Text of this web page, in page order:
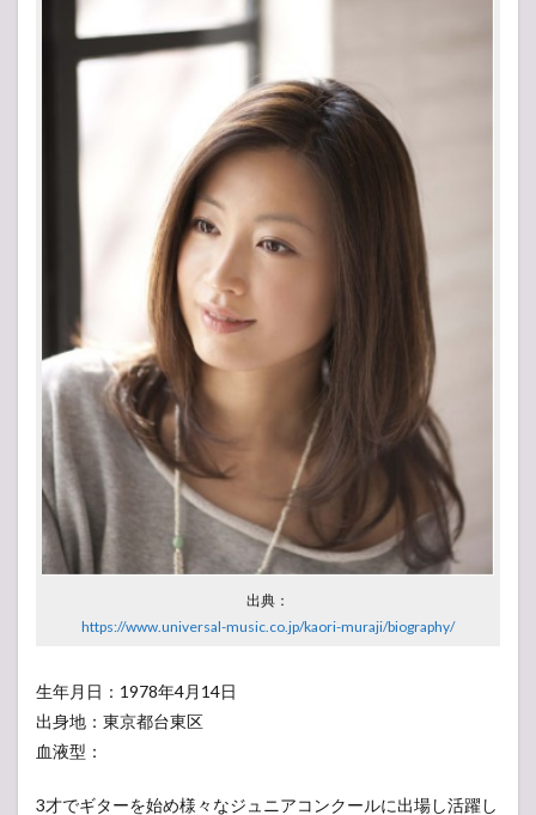
出典：
https://www.universal-music.co.jp/kaori-muraji/biography/
生年月日：1978年4月14日
出身地：東京都台東区
血液型：
3才でギターを始め様々なジュニアコンクールに出場し活躍し